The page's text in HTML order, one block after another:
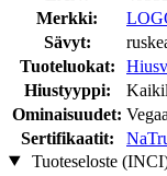
Merkki:
Sävyt:
Tuoteluokat:
Hiustyyppi:
Ominaisuudet:
Sertifikaatit:
Tuoteseloste